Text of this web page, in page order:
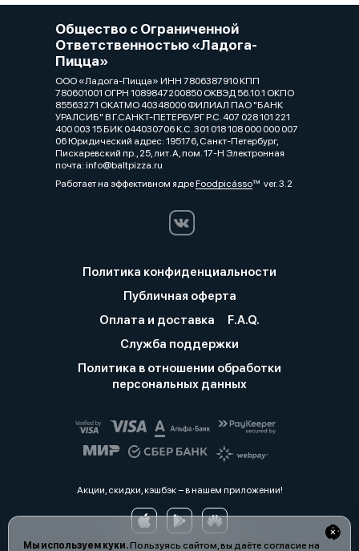
Мы используем куки.Пользуясь сайтом, вы даёте согласие на
Общество с Ограниченной
Ответственностью «Ладога-
Пицца»
ООО «Ладога-Пицца» ИНН 7806387910 КПП
780601001 ОГРН 1089847200850 ОКВЭД 56.10.1 ОКПО
85563271 ОКАТМО 40348000 ФИЛИАЛ ПАО "БАНК
УРАЛСИБ" В Г.САНКТ-ПЕТЕРБУРГ Р.С. 407 028 101 221
400 003 15 БИК 044030706 К.С. 301 018 108 000 000 007
06 Юридический адрес: 195176, Санкт-Петербург,
Пискаревский пр., 25, лит. А, пом. 17-Н Электронная
почта: info@baltpizza.ru
Работает на эффективном ядреFoodpicássover. 3.2
Политика конфиденциальности
Публичная оферта
Оплата и доставка
F.A.Q.
Служба поддержки
Политика в отношении обработки
персональных данных
Акции, скидки, кэшбэк − в нашем приложении!